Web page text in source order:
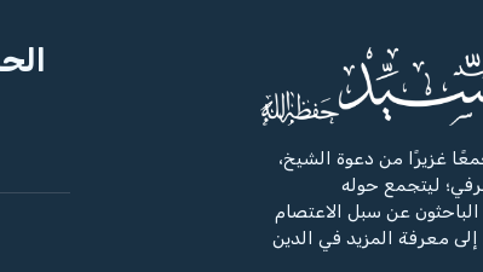
غزيرًا من دعوة الشيخ،
ليتجمع حوله
الباحثون عن سبل الاعتصام
إلى معرفة المزيد في الدين